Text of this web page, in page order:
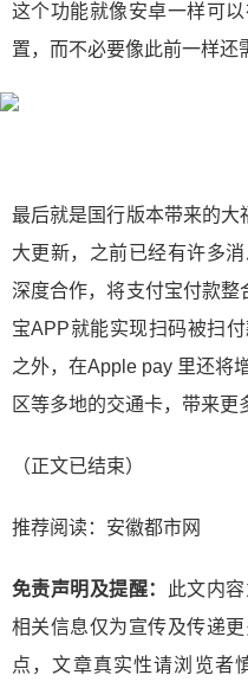
这个功能就像安卓一样可
置，而不必要像此前一样还
最后就是国行版本带来的
大更新，之前已经有许多
深度合作，将支付宝付款
宝APP就能实现扫码被扫
之外，在Apple pay 里还将
区等多地的交通卡，带来更
（正文已结束）
推荐阅读： 安徽都市网
免责声明及提醒：
此文内
相关信息仅为宣传及传递
点，文章真实性请浏览者